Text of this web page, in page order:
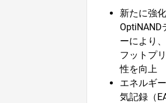
新たに強
OptiNAND
ーにより
フットプ
性を向上
エネルギ
気記録（